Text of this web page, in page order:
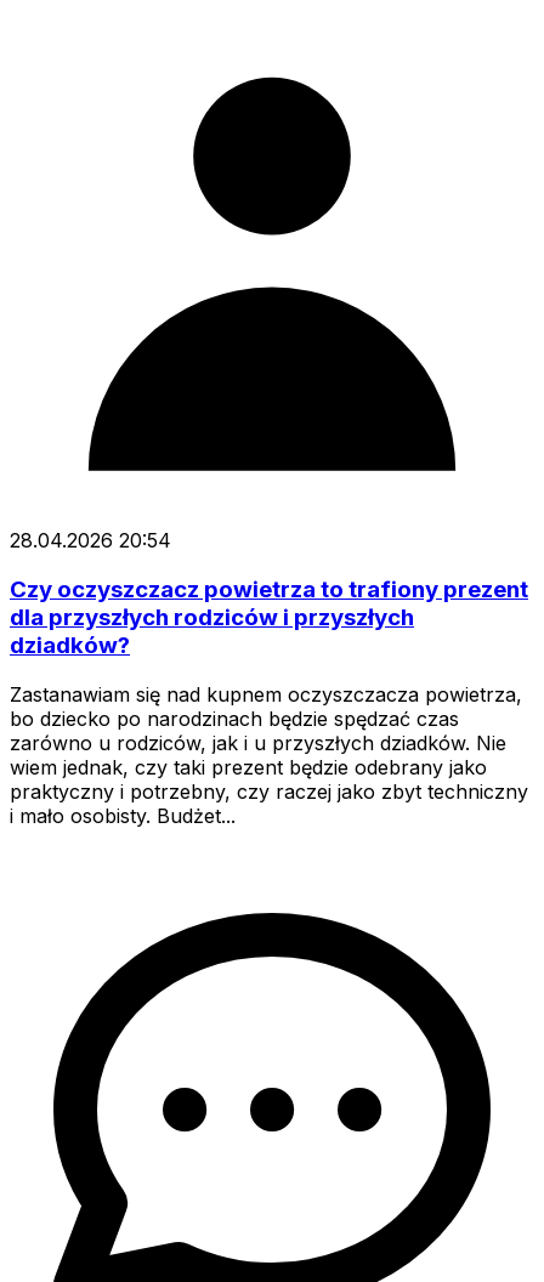
28.04.2026 20:54
Czy oczyszczacz powietrza to trafiony prezent
dla przyszłych rodziców i przyszłych
dziadków?
Zastanawiam się nad kupnem oczyszczacza powietrza,
bo dziecko po narodzinach będzie spędzać czas
zarówno u rodziców, jak i u przyszłych dziadków. Nie
wiem jednak, czy taki prezent będzie odebrany jako
praktyczny i potrzebny, czy raczej jako zbyt techniczny
i mało osobisty. Budżet...